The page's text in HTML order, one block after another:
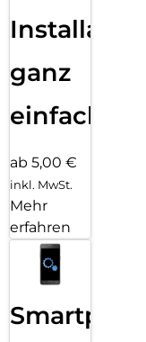
Installation
ganz
einfach
ab 5,00 €
inkl. MwSt.
Mehr
erfahren